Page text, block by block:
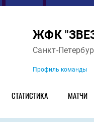
ЖФК
Санкт-
Профиль команды
СТАТИСТИКА МАТЧИ